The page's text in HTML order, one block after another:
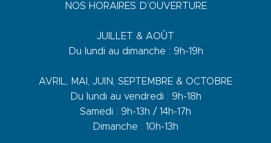
NOS HORAIRES D’OUVERTURE
JUILLET & AOÛT
Du lundi au dimanche : 9h-19h
AVRIL, MAI, JUIN, SEPTEMBRE & OCTOBRE
Du lundi au vendredi : 9h-18h
Samedi : 9h-13h / 14h-17h
Dimanche : 10h-13h